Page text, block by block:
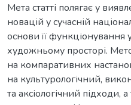
Мета статті полягає у
новацій у сучасній
основи її функціонування
художньому просторі.
на компаративних
на культурологічний,
та аксіологічний підходи,